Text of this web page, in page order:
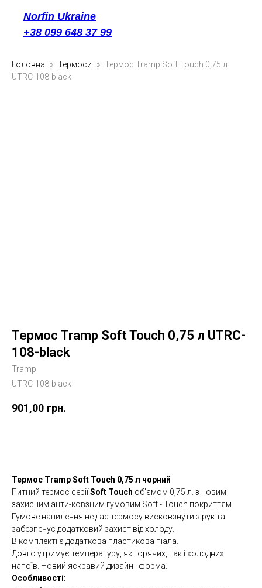
Norfin Ukraine
+38 099 648 37 99
Головна Термоси
Термос Tramp Soft Touch 0,75 л
UTRC-108-black
Термос Tramp Soft Touch 0,75 л UTRC-
108-black
Tramp
UTRC-108-black
901,00 грн.
Термос Tramp Soft Touch 0,75 л чорний
Питний термос серіїSoft Touch об'ємом 0,75 л. з новим
захисним анти-ковзним гумовим Soft - Touch покриттям.
Гумове напилення не дає термосу висковзнути з рук та
забезпечує додатковий захист від холоду.
В комплекті є додаткова пластикова піала.
Довго утримує температуру, як горячих, так і холодних
напоїв. Новий яскравий дизайн і форма.
Особливості: